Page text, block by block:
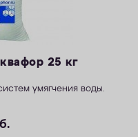
25 кг
умягчения воды.